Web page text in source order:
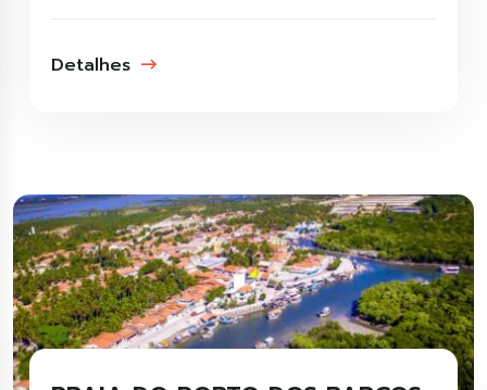
Detalhes